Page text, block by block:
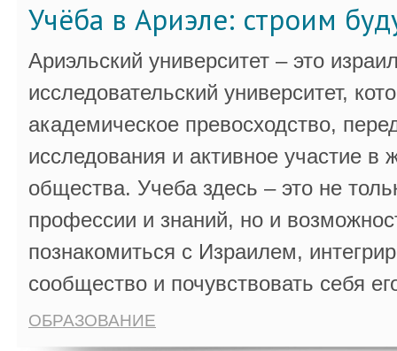
Учёба в Ариэле: строим
Ариэльский университет – это
исследовательский университет,
академическое превосходство,
исследования и активное участие в
общества. Учеба здесь – это не
профессии и знаний, но и
познакомиться с Израилем,
сообщество и почувствовать себя
ОБРАЗОВАНИЕ